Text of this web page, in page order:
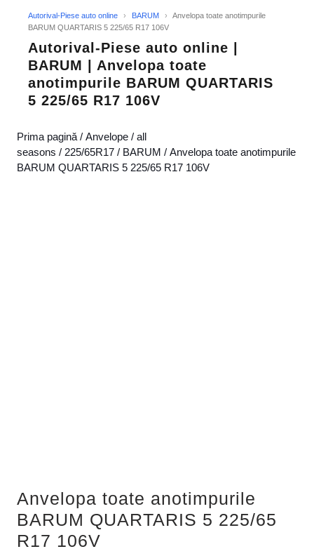
Autorival-Piese auto online › BARUM ›
Anvelopa toate anotimpurile
BARUM QUARTARIS 5 225/65 R17 106V
Autorival-Piese auto online |
BARUM | Anvelopa toate
anotimpurile BARUM QUARTARIS
5 225/65 R17 106V
Prima pagină / Anvelope / all
seasons / 225/65R17 / BARUM / Anvelopa toate anotimpurile
BARUM QUARTARIS 5 225/65 R17 106V
Anvelopa toate anotimpurile
BARUM QUARTARIS 5 225/65
R17 106V